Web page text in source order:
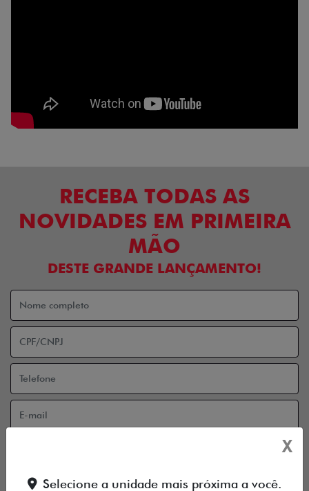
RECEBA TODAS AS
NOVIDADES EM PRIMEIRA
MÃO
DESTE GRANDE LANÇAMENTO!
X
Selecione a unidade mais próxima a você.